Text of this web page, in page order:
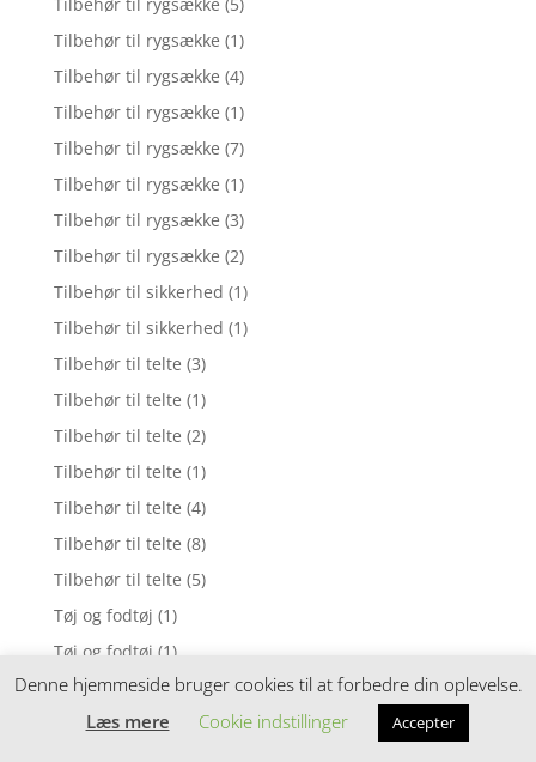
Tilbehør til rygsække (1)
Tilbehør til rygsække (4)
Tilbehør til rygsække (1)
Tilbehør til rygsække (7)
Tilbehør til rygsække (1)
Tilbehør til rygsække (3)
Tilbehør til rygsække (2)
Tilbehør til sikkerhed (1)
Tilbehør til sikkerhed (1)
Tilbehør til telte (3)
Tilbehør til telte (1)
Tilbehør til telte (2)
Tilbehør til telte (1)
Tilbehør til telte (4)
Tilbehør til telte (8)
Tilbehør til telte (5)
Tøj og fodtøj (1)
Tøj og fodtøj (1)
Tøj og fodtøj (2)
Tøj og fodtøj (2)
Denne hjemmeside bruger cookies til at forbedre din oplevelse.
Læs mere
Cookie indstillinger Accepter